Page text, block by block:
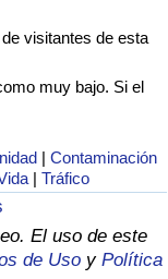
visitantes de esta
muy bajo. Si el
|Contaminación
|Tráfico
El uso de este
de Uso y Política